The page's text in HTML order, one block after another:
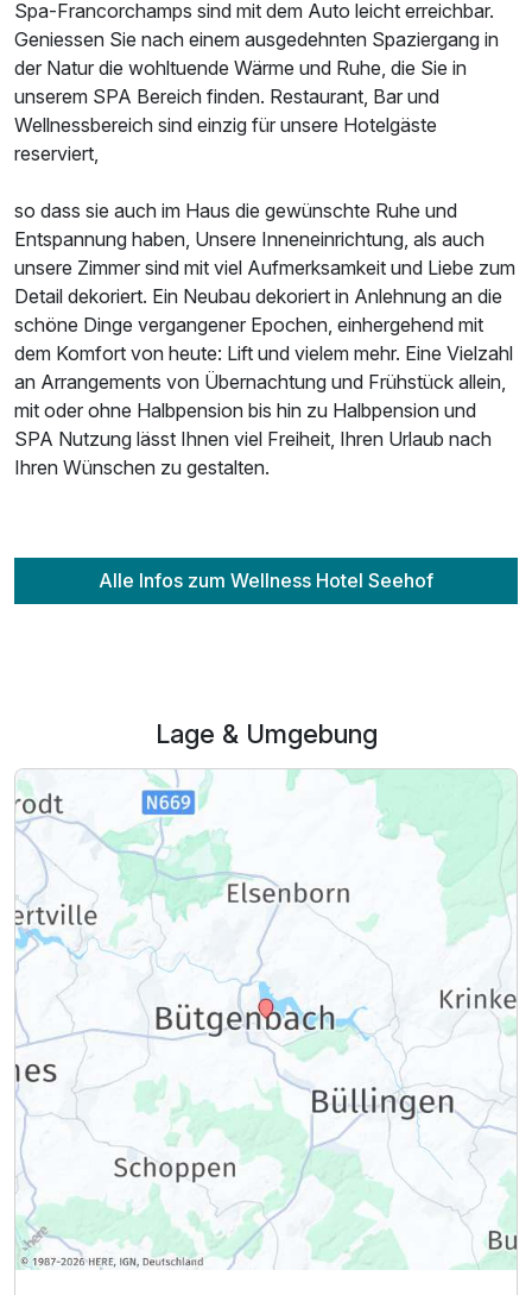
Spa-Francorchamps sind mit dem Auto leicht erreichbar.
Geniessen Sie nach einem ausgedehnten Spaziergang in
der Natur die wohltuende Wärme und Ruhe, die Sie in
unserem SPA Bereich finden. Restaurant, Bar und
Wellnessbereich sind einzig für unsere Hotelgäste
reserviert,
so dass sie auch im Haus die gewünschte Ruhe und
Entspannung haben, Unsere Inneneinrichtung, als auch
unsere Zimmer sind mit viel Aufmerksamkeit und Liebe zum
Detail dekoriert. Ein Neubau dekoriert in Anlehnung an die
schöne Dinge vergangener Epochen, einhergehend mit
dem Komfort von heute: Lift und vielem mehr. Eine Vielzahl
an Arrangements von Übernachtung und Frühstück allein,
mit oder ohne Halbpension bis hin zu Halbpension und
SPA Nutzung lässt Ihnen viel Freiheit, Ihren Urlaub nach
Ihren Wünschen zu gestalten.
Alle Infos zum Wellness Hotel Seehof
Lage & Umgebung